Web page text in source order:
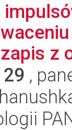
z
29 ,